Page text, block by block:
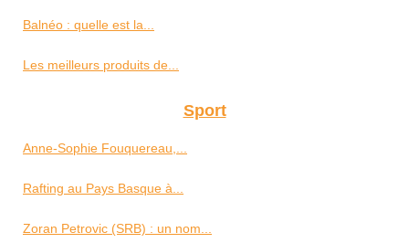
Balnéo : quelle est la...
Les meilleurs produits de...
Sport
Anne-Sophie Fouquereau,...
Rafting au Pays Basque à...
Zoran Petrovic (SRB) : un nom...